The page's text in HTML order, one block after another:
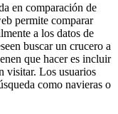
en comparación de
permite comparar
a los datos de
buscar un crucero a
que hacer es incluir
visitar. Los usuarios
como navieras o